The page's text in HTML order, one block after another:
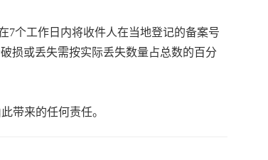
7个工作日内将收件人在当地登记的备案号
损或丢失需按实际丢失数量占总数的百分
带来的任何责任。